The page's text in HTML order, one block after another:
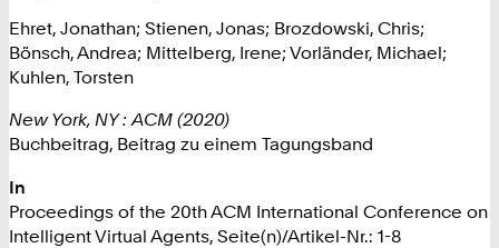
Ehret, Jonathan; Stienen, Jonas; Brozdowski, Chris;
Bönsch, Andrea; Mittelberg, Irene; Vorländer, Michael;
Kuhlen, Torsten
New York, NY : ACM (2020)
Buchbeitrag, Beitrag zu einem Tagungsband
In
Proceedings of the 20th ACM International Conference on
Intelligent Virtual Agents, Seite(n)/Artikel-Nr.: 1-8